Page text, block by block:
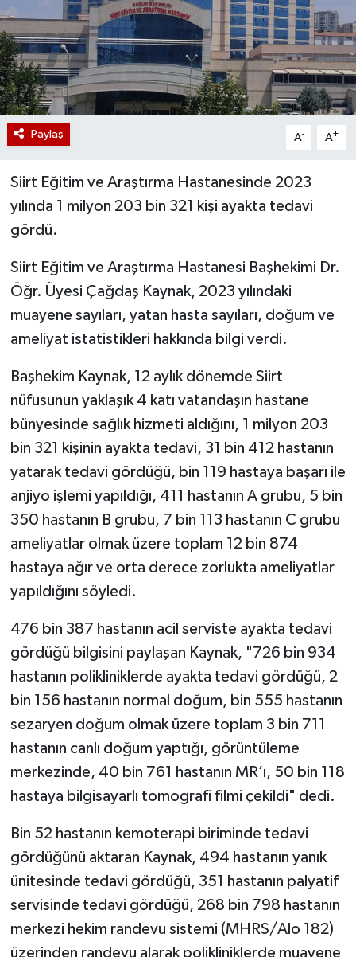
Paylaş A- A+
Siirt Eğitim ve Araştırma Hastanesinde 2023
yılında 1 milyon 203 bin 321 kişi ayakta tedavi
gördü.
Siirt Eğitim ve Araştırma Hastanesi Başhekimi Dr.
Öğr. Üyesi Çağdaş Kaynak, 2023 yılındaki
muayene sayıları, yatan hasta sayıları, doğum ve
ameliyat istatistikleri hakkında bilgi verdi.
Başhekim Kaynak, 12 aylık dönemde Siirt
nüfusunun yaklaşık 4 katı vatandaşın hastane
bünyesinde sağlık hizmeti aldığını, 1 milyon 203
bin 321 kişinin ayakta tedavi, 31 bin 412 hastanın
yatarak tedavi gördüğü, bin 119 hastaya başarı ile
anjiyo işlemi yapıldığı, 411 hastanın A grubu, 5 bin
350 hastanın B grubu, 7 bin 113 hastanın C grubu
ameliyatlar olmak üzere toplam 12 bin 874
hastaya ağır ve orta derece zorlukta ameliyatlar
yapıldığını söyledi.
476 bin 387 hastanın acil serviste ayakta tedavi
gördüğü bilgisini paylaşan Kaynak, "726 bin 934
hastanın polikliniklerde ayakta tedavi gördüğü, 2
bin 156 hastanın normal doğum, bin 555 hastanın
sezaryen doğum olmak üzere toplam 3 bin 711
hastanın canlı doğum yaptığı, görüntüleme
merkezinde, 40 bin 761 hastanın MR’ı, 50 bin 118
hastaya bilgisayarlı tomografi filmi çekildi" dedi.
Bin 52 hastanın kemoterapi biriminde tedavi
gördüğünü aktaran Kaynak, 494 hastanın yanık
ünitesinde tedavi gördüğü, 351 hastanın palyatif
servisinde tedavi gördüğü, 268 bin 798 hastanın
merkezi hekim randevu sistemi (MHRS/Alo 182)
üzerinden randevu alarak polikliniklerde muayene